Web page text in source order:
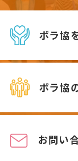
ボラ協
ボラ協
お問い